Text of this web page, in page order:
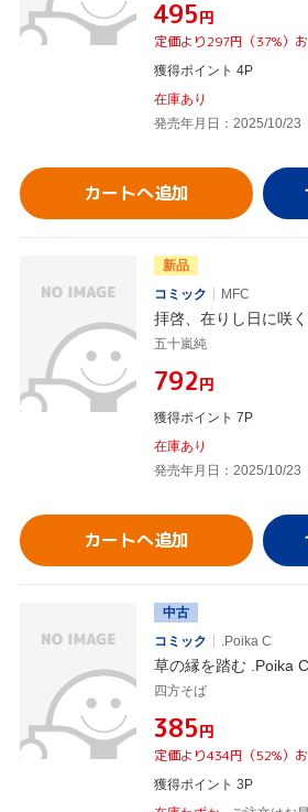
¥495円
定価より297円（37%）
獲得ポイント 4P
在庫あり
発売年月日：2025/10/23
カートへ追加
新品
コミック
MFC
拝啓、在りし日に咲
五十嵐純
¥792円
獲得ポイント 7P
在庫あり
発売年月日：2025/10/23
カートへ追加
中古
コミック
.Poika C
草の縁を踏む .Poika C
四方そば
¥385円
定価より434円（52%）
獲得ポイント 3P